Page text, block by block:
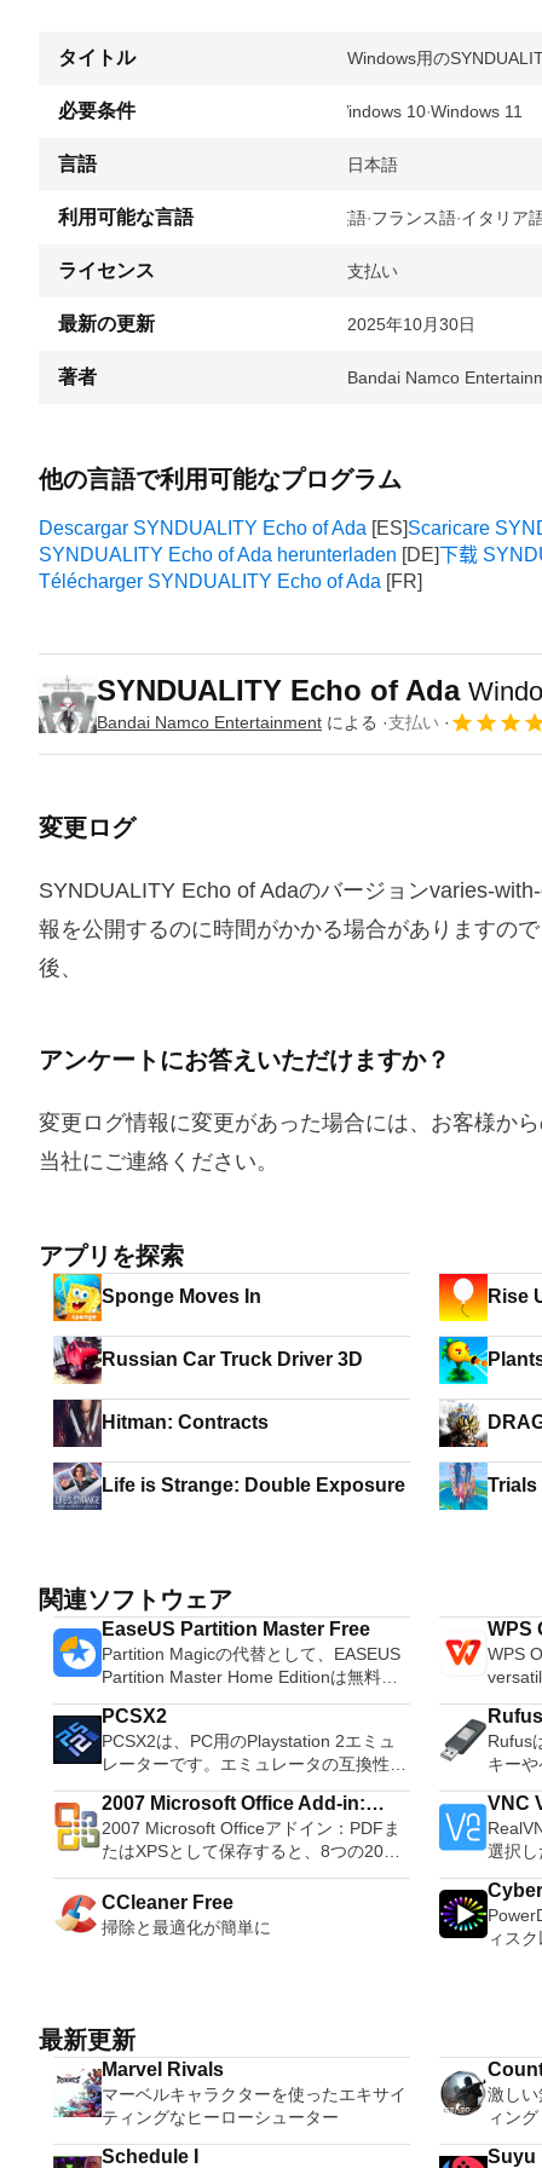
タイトル Windows用の
必要条件 Windows 10 Windows 11
言語 日本語
利用可能な言語 英語 フランス語 イタリア
ライセンス 支払い
最新の更新 2025年10月30日
著者 Bandai Namco
他の言語で利用可能なプログラム
Descargar SYNDUALITY Echo of Ada
Scaricare
SYNDUALITY Echo of Ada herunterladen
下载
Télécharger SYNDUALITY Echo of Ada
SYNDUALITY Echo of Ada
Bandai Namco Entertainment による 支払い
変更ログ
SYNDUALITY Echo of Adaのバージョンvaries-
報を公開するのに時間がかかる場合がありますの
後、
アンケートにお答えいただけますか？
変更ログ情報に変更があった場合には、お客様か
当社にご連絡ください。
アプリを探索
Sponge Moves In Rise
Russian Car Truck Driver 3D
Hitman: Contracts
Life is Strange: Double Exposure Trials
関連ソフトウェア
EaseUS Partition Master Free
Partition Magicの代替として、EASEUS
Partition Master Home Editionは無料の
オールインワンパーティションソリュー
ションおよびディスク管理ユーティリテ
ィです。パーティションの拡張（特にシ
ステムドライブ用）、ディスク領域の管
理、MBRおよびGUIDパーティションテ
ーブル（GPT）ディスクのディスク領域
不足の問題の解決を可能にします。 パ
ーティションのサイズ変更/移動システ
ムドライブを拡張するディスクとパーテ
ィションをコピーパーティションをマー
ジ分割パーティション空き領域を再分配
WPS
WPS
free
these
able
tasks. WPS Office 2016 Free has
languages
online
PCSX2
PCSX2は、PC用のPlaystation 2エミュ
レーターです。エミュレータの互換性率
は、プレイ可能なすべてのPS2ゲームの
80％以上を誇っています。かなり強力な
コンピューターを所有している場合、
PCSX2は優れたエミュレーターです。
また、このアプリケーションはローエン
ドコンピューターのサポートも提供する
ため、Playstation 2コンソールのすべて
体験をシミュレートできます。このアプ
リケーションでは、ディスクからゲーム
を直接実行することも、ハードドライブ
からISOイメージとして実行することも
できます。 主な機能は次のとおりで
す。 Savestates：ボタンを1つ押すだけ
Rufus
Rufus
キー
などの
ブをフ
Rufus
可能な
アを作
ンス
する必要
Arch
Linux
2007 Microsoft Office Add-in:
Microsoft Save as PDF or XPS
2007 Microsoft Officeアドイン：PDFま
たはXPSとして保存すると、8つの2007
Microsoft OfficeプログラムでPDFおよび
XPS形式にエクスポートして保存できま
す。このツールを使用すると、これらの
このダウンロードは、次のOfficeプログ
ラムで動作します。 Microsoft Office
Access 2007。 Microsoft Office Excel
2007。 Microsoft Office InfoPath
2007。 Microsoft Office OneNote
2007。 Microsoft Office PowerPoint
VNC
選択し
トア
PC、
からで
コン
いデバ
指示
MSIが
フォー
CCleaner Free
掃除と最適化が簡単に
ィスク
とサラ
を解
レク
頭す
比類の
最新更新
Marvel Rivals
マーベルキャラクターを使ったエキサイ
ティングなヒーローシューター
激し
ィン
Schedule I Suyu